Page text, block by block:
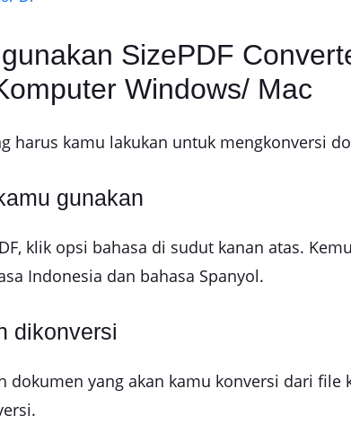
SizePDF
Windows/ Mac
harus kamu lakukan untuk mengkonversi
gunakan
klik opsi bahasa di sudut kanan atas.
Indonesia dan bahasa Spanyol.
dikonversi
dokumen yang akan kamu konversi dari